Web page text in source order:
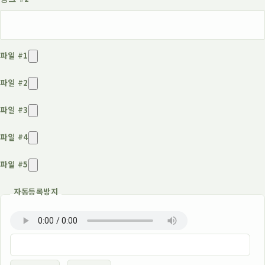
파일 #1
파일 #2
파일 #3
파일 #4
파일 #5
자동등록방지